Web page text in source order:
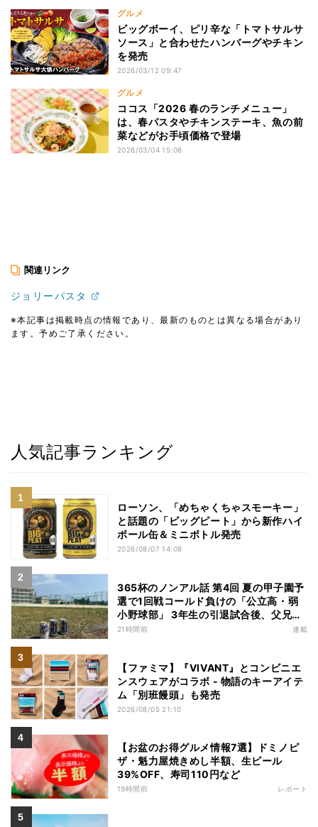
グルメ
ビッグボーイ、ピリ辛な「トマトサルサ
ソース」と合わせたハンバーグやチキン
を発売
2026/03/12 09:47
グルメ
ココス「2026 春のランチメニュー」
は、春パスタやチキンステーキ、魚の前
菜などがお手頃価格で登場
2026/03/04 15:06
関連リンク
ジョリーパスタ
※本記事は掲載時点の情報であり、最新のものとは異なる場合があり
ます。予めご了承ください。
人気記事ランキング
ローソン、「めちゃくちゃスモーキー」
と話題の「ビッグピート」から新作ハイ
ボール缶＆ミニボトル発売
2026/08/07 14:08
365杯のノンアル話 第4回 夏の甲子園予
選で1回戦コールド負けの「公立高・弱
小野球部」 3年生の引退試合後、父兄
が“現場”で取り出したのは……
21時間前 連載
【ファミマ】『VIVANT』とコンビニエ
ンスウェアがコラボ - 物語のキーアイテ
ム「別班饅頭」も発売
2026/08/05 21:10
【お盆のお得グルメ情報7選】ドミノピ
ザ・魁力屋焼きめし半額、生ビール
39%OFF、寿司110円など
19時間前 レポート